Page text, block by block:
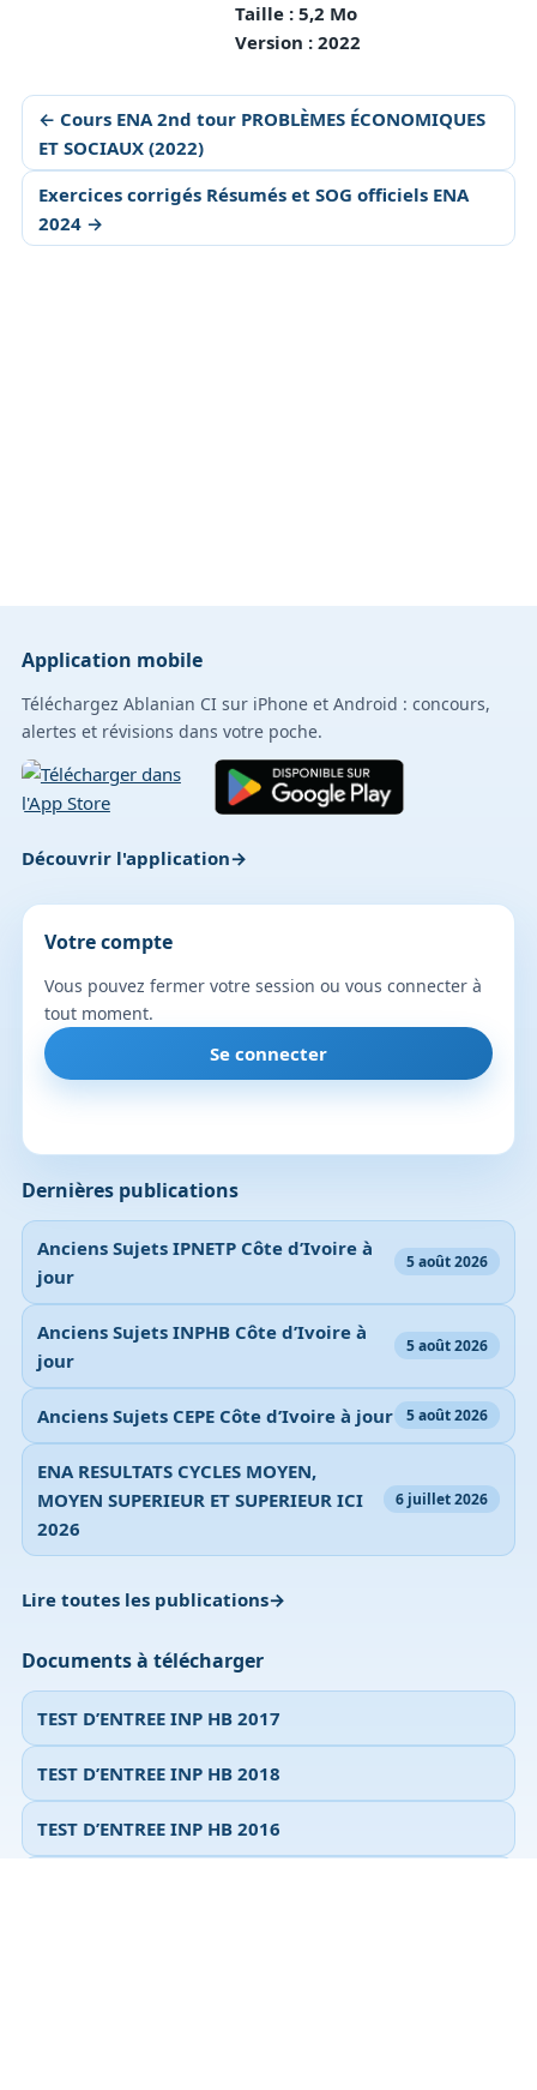
Taille :5,2 Mo
Version :2022
← Cours ENA 2nd tour PROBLÈMES ÉCONOMIQUES
ET SOCIAUX (2022)
Exercices corrigés Résumés et SOG officiels ENA
2024 →
Application mobile
Téléchargez Ablanian CI sur iPhone et Android : concours,
alertes et révisions dans votre poche.
Découvrir l'application
Dernières publications
Anciens Sujets IPNETP Côte d’Ivoire à
jour
5 août 2026
Anciens Sujets INPHB Côte d’Ivoire à
jour
5 août 2026
Anciens Sujets CEPE Côte d’Ivoire à jour 5 août 2026
ENA RESULTATS CYCLES MOYEN,
MOYEN SUPERIEUR ET SUPERIEUR ICI
2026
6 juillet 2026
Lire toutes les publications
Documents à télécharger
TEST D’ENTREE INP HB 2017
TEST D’ENTREE INP HB 2018
TEST D’ENTREE INP HB 2016
Votre compte
Vous pouvez fermer votre session ou vous connecter à
tout moment.
Se connecter